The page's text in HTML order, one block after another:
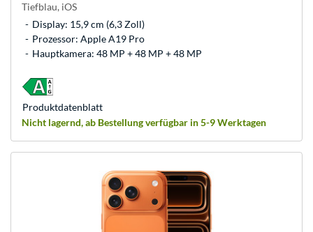
Tiefblau, iOS
Display: 15,9 cm (6,3 Zoll)
Prozessor: Apple A19 Pro
Hauptkamera: 48 MP + 48 MP + 48 MP
Nicht lagernd, ab Bestellung verfügbar in 5-9 Werktagen
Produkt­datenblatt